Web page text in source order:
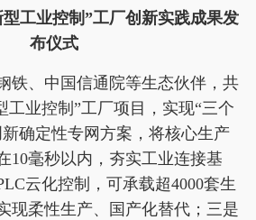
工业控制”工厂创新实践成果发
布仪式
铁、中国信通院等生态伙伴，共
工业控制”工厂项目，实现“三个
确定性专网方案，将核心生产
10毫秒以内，夯实工业连接基
云化控制，可承载超4000套生
现柔性生产、国产化替代；三是